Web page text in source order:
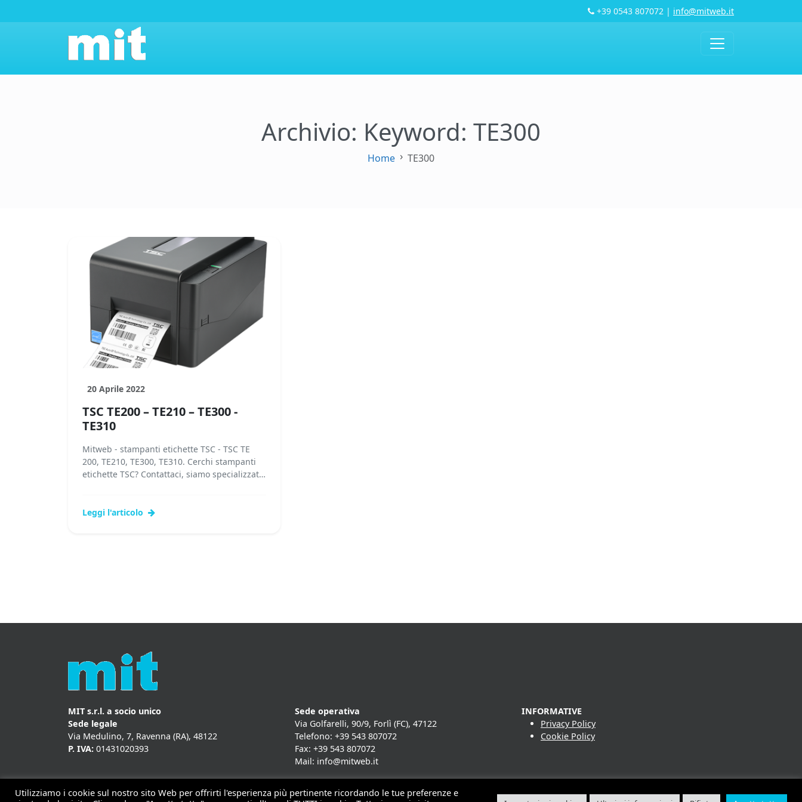
+39 0543 807072 | info@mitweb.it
Archivio: Keyword: TE300
Home TE300
20 Aprile 2022
TSC TE200 – TE210 – TE300 -
TE310
Mitweb - stampanti etichette TSC - TSC TE
200, TE210, TE300, TE310. Cerchi stampanti
etichette TSC? Contattaci, siamo specializzati
Leggi l'articolo
MIT s.r.l. a socio unico
Sede legale
Via Medulino, 7, Ravenna (RA), 48122
P. IVA: 01431020393
Sede operativa
Via Golfarelli, 90/9, Forlì (FC), 47122
Telefono: +39 543 807072
Fax: +39 543 807072
Mail: info@mitweb.it
INFORMATIVE
Privacy Policy
Cookie Policy
Utilizziamo i cookie sul nostro sito Web per offrirti l'esperienza più pertinente ricordando le tue preferenze e